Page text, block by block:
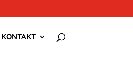
KONTAKT